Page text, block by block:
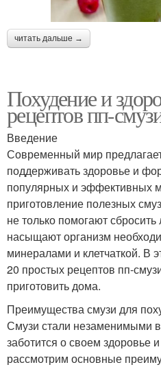
читать дальше →
Похудение и
рецептов пп-
Введение
Современный мир
поддерживать здоровье и
популярных и эффективных
приготовление полезных
не только помогают
насыщают организм
минералами и клетчаткой. В
20 простых рецептов пп-
приготовить дома.
Преимущества смузи для
Смузи стали незаменимыми в
заботится о своем здоровье
рассмотрим основные